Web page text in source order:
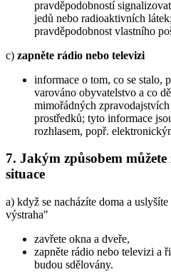
pravděpodobností
jedů nebo radioaktivních
pravděpodobnost vlastního
c) zapněte rádio nebo televizi
informace o tom, co se stalo,
varováno obyvatelstvo a co
mimořádných
prostředků; tyto informace
rozhlasem, popř.
7. Jakým způsobem
situace
a) když se nacházíte doma a
výstraha"
zavřete okna a dveře,
zapněte rádio nebo televizi a
budou sdělovány.